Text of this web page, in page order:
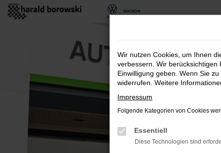
Zum
Wir nutzen Cookies, um Ihnen
verbessern. Wir
Einwilligung geben. Wenn Sie
widerrufen. Weitere
Impressum
Folgende Kategorien von Cookies
Essentiell
Diese Technologien sind